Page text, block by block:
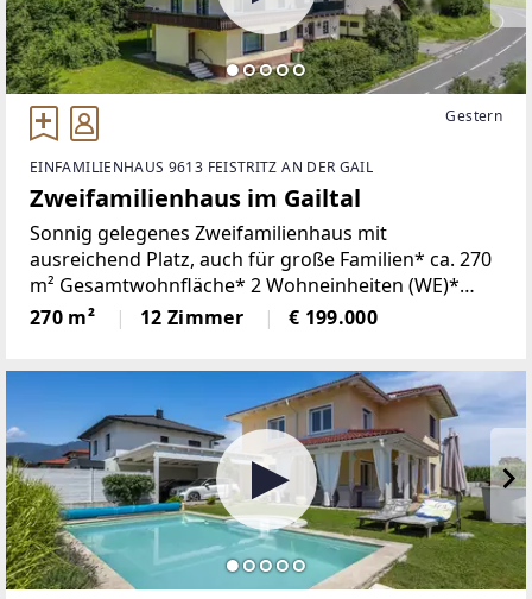
Gestern
EINFAMILIENHAUS 9613 FEISTRITZ AN DER GAIL
Zweifamilienhaus im Gailtal
Sonnig gelegenes Zweifamilienhaus mit
ausreichend Platz, auch für große Familien* ca. 270
m² Gesamtwohnfläche* 2 Wohneinheiten (WE)*
Wohneinheit 1:- ca. 150 m²- 7 Zimmer- 2 Bäder- 2
WC- 2 Balkone- Elektroheizung-
270 m² 12 Zimmer € 199.000